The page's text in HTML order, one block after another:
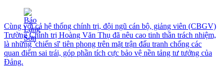
Cùng với cả hệ thống chính trị, đội ngũ cán bộ, giảng viên (CBGV)
Trường Chính trị Hoàng Văn Thụ đã nêu cao tinh thần trách nhiệm,
là những 'chiến sĩ' tiên phong trên mặt trận đấu tranh chống các
quan điểm sai trái, góp phần tích cực bảo vệ nền tảng tư tưởng của
Đảng.